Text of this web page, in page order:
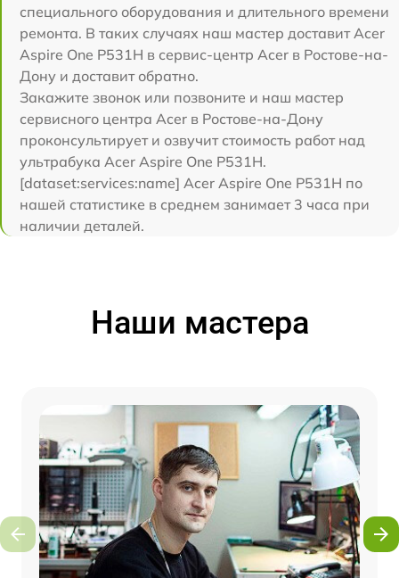
специального оборудования и длительного времени
ремонта. В таких случаях наш мастер доставит Acer
Aspire One P531H в сервис-центр Acer в Ростове-на-
Дону и доставит обратно.
Закажите звонок или позвоните и наш мастер
сервисного центра Acer в Ростове-на-Дону
проконсультирует и озвучит стоимость работ над
ультрабука Acer Aspire One P531H.
[dataset:services:name] Acer Aspire One P531H по
нашей статистике в среднем занимает 3 часа при
наличии деталей.
Наши мастера